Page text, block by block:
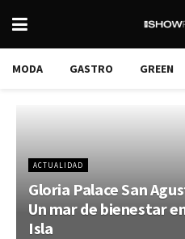
MODA GASTRO GREEN
ACTUALIDAD
Gloria Palace San
Un mar de bienestar
Isla